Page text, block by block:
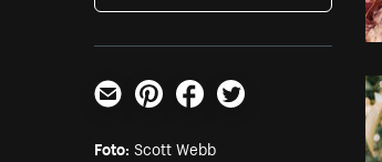
E-mailPinterestFacebookTwitter
Foto: Scott Webb